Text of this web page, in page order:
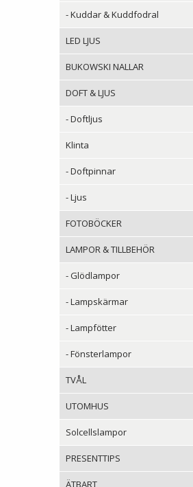
- Kuddar & Kuddfodral
LED LJUS
BUKOWSKI NALLAR
DOFT & LJUS
- Doftljus
Klinta
- Doftpinnar
- Ljus
FOTOBÖCKER
LAMPOR & TILLBEHÖR
- Glödlampor
- Lampskärmar
- Lampfötter
- Fönsterlampor
TVÅL
UTOMHUS
Solcellslampor
PRESENTTIPS
ÄTBART